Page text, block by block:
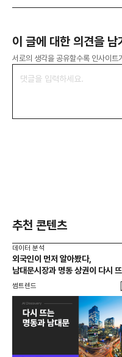
이 글에 대한 의견을 남
서로의 생각을 공유할수록 인사이트
추천 콘텐츠
데이터 분석
외국인이 먼저 알아봤다,
남대문시장과 명동 상권이 다시
이유는 뭘까
썸트렌드